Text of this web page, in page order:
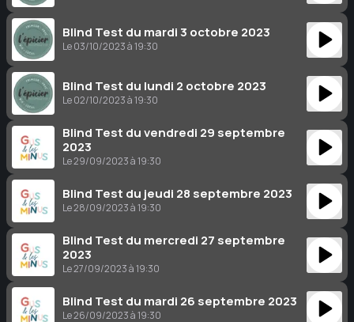
Blind Test du mardi 3 octobre 2023
Le 03/10/2023 à 19:30
Blind Test du lundi 2 octobre 2023
Le 02/10/2023 à 19:30
Blind Test du vendredi 29 septembre
2023
Le 29/09/2023 à 19:30
Blind Test du jeudi 28 septembre 2023
Le 28/09/2023 à 19:30
Blind Test du mercredi 27 septembre
2023
Le 27/09/2023 à 19:30
Blind Test du mardi 26 septembre 2023
Le 26/09/2023 à 19:30